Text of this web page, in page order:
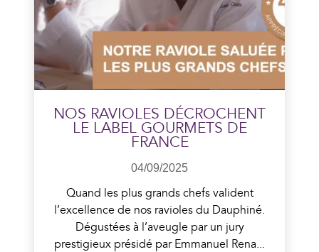
NOS RAVIOLES DÉCROCHENT
LE LABEL GOURMETS DE
FRANCE
04/09/2025
Quand les plus grands chefs valident
l’excellence de nos ravioles du Dauphiné.
Dégustées à l’aveugle par un jury
prestigieux présidé par Emmanuel Rena...